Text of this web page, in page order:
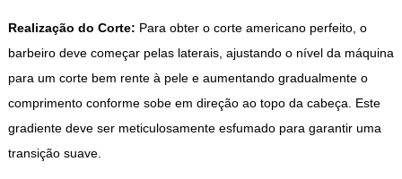
Realização do Corte: Para obter o corte americano perfeito, o
barbeiro deve começar pelas laterais, ajustando o nível da máquina
para um corte bem rente à pele e aumentando gradualmente o
comprimento conforme sobe em direção ao topo da cabeça. Este
gradiente deve ser meticulosamente esfumado para garantir uma
transição suave.